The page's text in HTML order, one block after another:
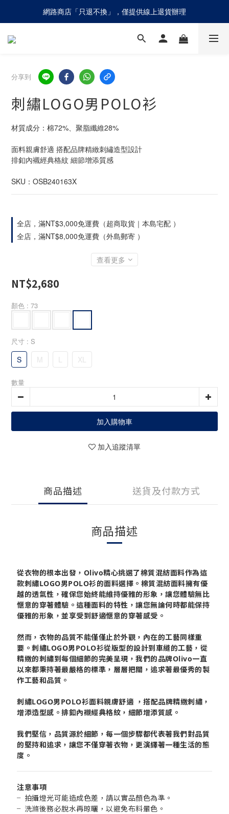
網路商店「只退不換」，僅提供線上退貨辦理
網路商店「只退不換」，僅提供線上退貨辦理
請慎防詐騙！olivo不會請您至ATM進行任何操作設定
分享到
刺繡LOGO男POLO衫
材質成分：棉72%、聚脂纖維28%
面料親膚舒適 搭配品牌精緻刺繡造型設計
排釦內襯經典格紋 細節增添質感
SKU：OSB240163X
全店，滿NT$3,000免運費（超商取貨｜本島宅配 ）
全店，滿NT$8,000免運費（外島郵寄 ）
查看更多
NT$2,680
顏色 : 73
尺寸 : S
S M L XL
數量
加入購物車
加入追蹤清單
商品描述 送貨及付款方式
商品描述
從衣物的根本出發，Olivo精心挑選了棉質混紡面料作為這
款刺繡LOGO男POLO衫的面料選擇。棉質混紡面料擁有優
越的透氣性，確保您始終能維持優雅的形象，讓您體驗無比
愜意的穿著體驗。這種面料的特性，讓您無論何時都能保持
優雅的形象，並享受到舒適愜意的穿著感受。
然而，衣物的品質不能僅僅止於外觀，內在的工藝同樣重
要。 刺繡LOGO男POLO衫從版型的設計到車縫的工藝，從
精緻的刺繡到每個細節的完美呈現，我們的品牌Olivo一直
以來都秉持著最嚴格的標準，層層把關，追求著最優秀的製
作工藝和品質。
刺繡LOGO男POLO衫面料親膚舒適 ，搭配品牌精緻刺繡，
增添造型感。排釦內襯經典格紋，細節增添質感。
我們堅信，品質源於細節，每一個步驟都代表著我們對品質
的堅持和追求，讓您不僅穿著衣物，更演繹著一種生活的態
度。
注意事項
╴拍攝燈光可能造成色差，請以實品顏色為準。
╴洗滌後務必脫水再晾曬，以避免布料暈色。